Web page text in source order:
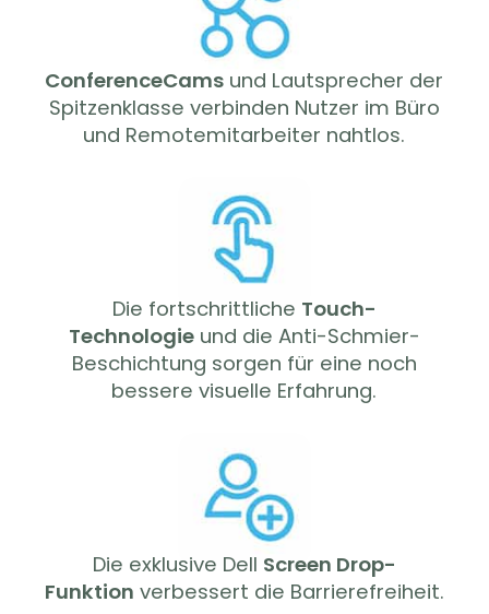
ConferenceCams und Lautsprecher der
Spitzenklasse verbinden Nutzer im Büro
und Remotemitarbeiter nahtlos.
Die fortschrittliche Touch-
Technologieund die Anti-Schmier-
Beschichtung sorgen für eine noch
bessere visuelle Erfahrung.
Die exklusive Dell Screen Drop-
Funktion verbessert die Barrierefreiheit.